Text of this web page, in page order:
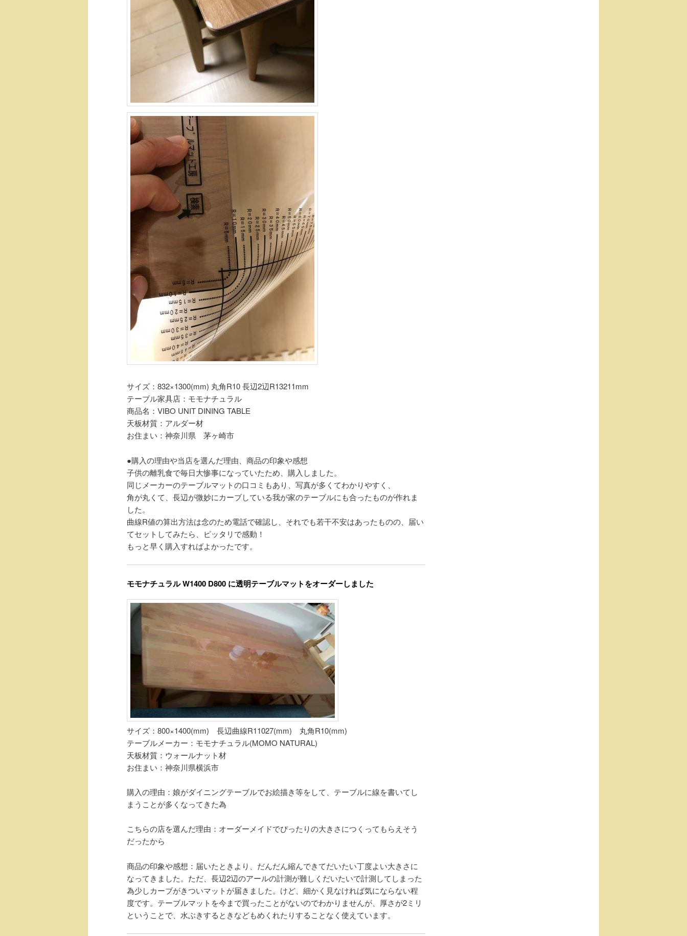
サイズ：832×1300(mm) 丸角R10 長辺2辺R13211mm
テーブル家具店：モモナチュラル
商品名：VIBO UNIT DINING TABLE
天板材質：アルダー材
お住まい：神奈川県 茅ヶ崎市
●購入の理由や当店を選んだ理由、商品の印象や感想
子供の離乳食で毎日大惨事になっていたため、購入しました。
同じメーカーのテーブルマットの口コミもあり、写真が多くてわかりやすく、
角が丸くて、長辺が微妙にカーブしている我が家のテーブルにも合ったものが作れま
した。
曲線R値の算出方法は念のため電話で確認し、それでも若干不安はあったものの、届い
てセットしてみたら、ピッタリで感動！
もっと早く購入すればよかったです。
モモナチュラル W1400 D800 に透明テーブルマットをオーダーしました
サイズ：800×1400(mm) 長辺曲線R11027(mm) 丸角R10(mm)
テーブルメーカー：モモナチュラル(MOMO NATURAL)
天板材質：ウォールナット材
お住まい：神奈川県横浜市
購入の理由：娘がダイニングテーブルでお絵描き等をして、テーブルに線を書いてし
まうことが多くなってきた為
こちらの店を選んだ理由：オーダーメイドでぴったりの大きさにつくってもらえそう
だったから
商品の印象や感想：届いたときより、だんだん縮んできてだいたい丁度よい大きさに
なってきました。ただ、長辺2辺のアールの計測が難しくだいたいで計測してしまった
為少しカーブがきついマットが届きました。けど、細かく見なければ気にならない程
度です。テーブルマットを今まで買ったことがないのでわかりませんが、厚さが2ミリ
ということで、水ぶきするときなどもめくれたりすることなく使えています。